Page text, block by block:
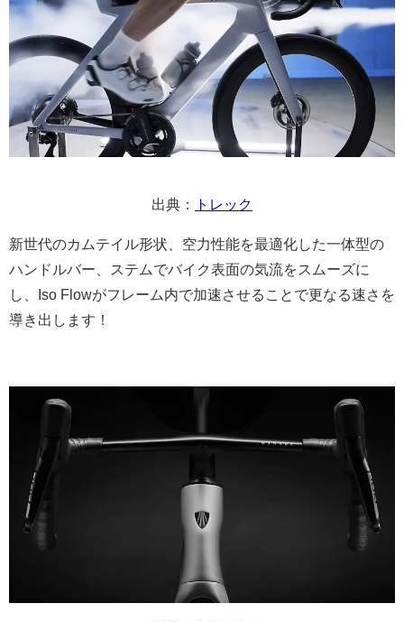
出典： トレック
新世代のカムテイル形状、空力性能を最適化した一体型の
ハンドルバー、ステムでバイク表面の気流をスムーズに
し、Iso Flowがフレーム内で加速させることで更なる速さを
導き出します！